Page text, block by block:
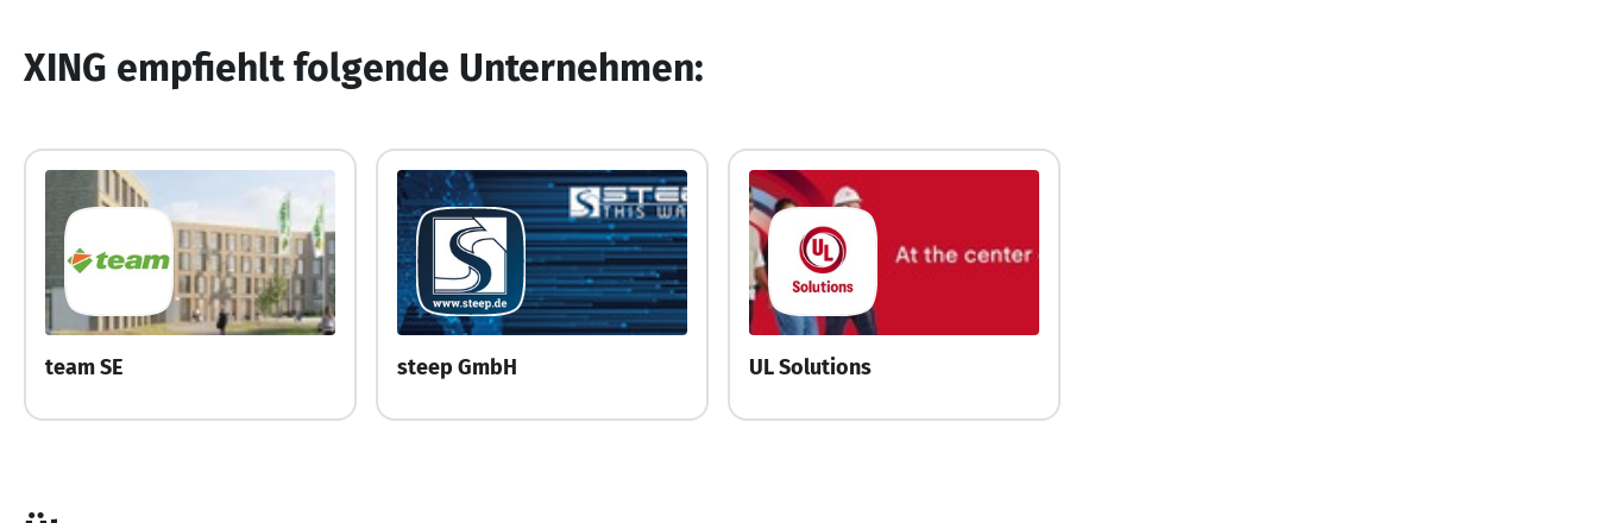
XING empfiehlt folgende Unternehmen:
team SE steep GmbH UL Solutions